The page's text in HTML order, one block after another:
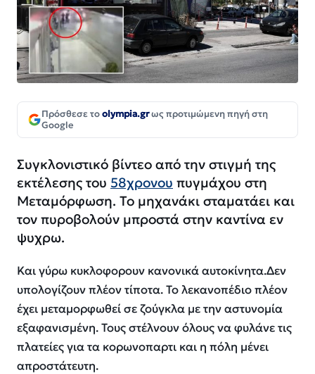
Πρόσθεσε τοolympia.grως προτιμώμενη πηγή στη
Google
Συγκλονιστικό βίντεο από την στιγμή της
εκτέλεσης του 58χρονου πυγμάχου στη
Μεταμόρφωση. Το μηχανάκι σταματάει και
τον πυροβολούν μπροστά στην καντίνα εν
ψυχρω.
Και γύρω κυκλοφορουν κανονικά αυτοκίνητα.Δεν
υπολογίζουν πλέον τίποτα. Το λεκανοπέδιο πλέον
έχει μεταμορφωθεί σε ζούγκλα με την αστυνομία
εξαφανισμένη. Τους στέλνουν όλους να φυλάνε τις
πλατείες για τα κορωνοπαρτι και η πόλη μένει
απροστάτευτη.